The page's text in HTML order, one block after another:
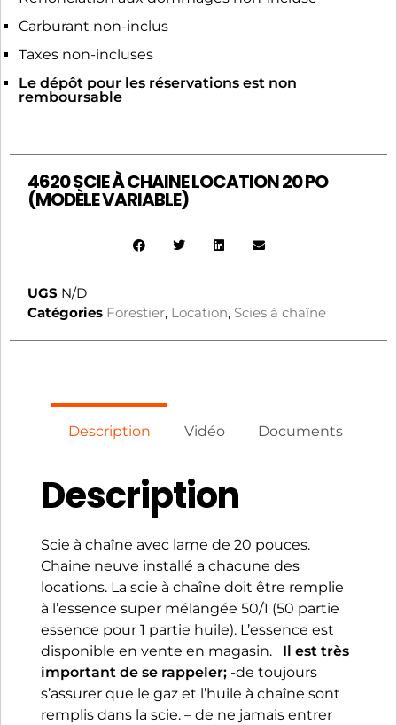
Carburant non-inclus
Taxes non-incluses
Le dépôt pour les réservations est non
remboursable
4620 SCIE À CHAINE LOCATION 20 PO
(MODÈLE VARIABLE)
UGS N/D
Catégories Forestier, Location, Scies à chaîne
Description Vidéo Documents
Description
Scie à chaîne avec lame de 20 pouces.
Chaine neuve installé a chacune des
locations. La scie à chaîne doit être remplie
à l’essence super mélangée 50/1 (50 partie
essence pour 1 partie huile). L’essence est
disponible en vente en magasin. Il est très
important de se rappeler; -de toujours
s’assurer que le gaz et l’huile à chaîne sont
remplis dans la scie. – de ne jamais entrer